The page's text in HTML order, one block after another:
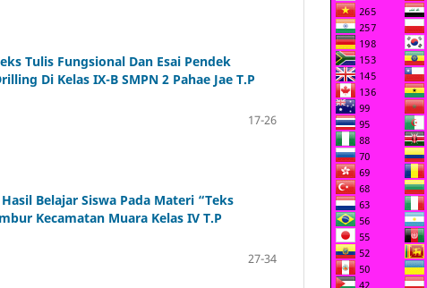
Tulis Fungsional Dan Esai Pendek
Di Kelas IX-B SMPN 2 Pahae Jae T.P
17-26
Belajar Siswa Pada Materi “Teks
Kecamatan Muara Kelas IV T.P
27-34